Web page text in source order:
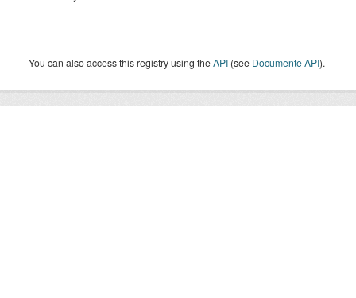
You can also access this registry using theAPI (see Documente API).